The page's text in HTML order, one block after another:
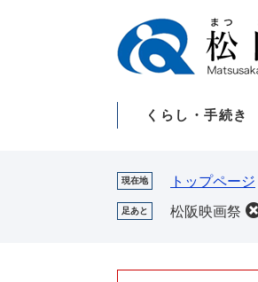
くらし・手続き
現在地 トップページ
足あと 松阪映画祭